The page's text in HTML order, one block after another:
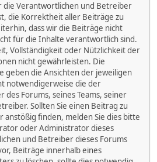
die Verantwortlichen und Betreiber
die Korrektheit aller Beiträge zu
dass wir die Beiträge nicht
für die Inhalte verantwortlich sind.
Vollständigkeit oder Nützlichkeit der
nicht gewährleisten. Die
geben die Ansichten der jeweiligen
notwendigerweise die der
Forums, seines Teams, seiner
Sollten Sie einen Beitrag zu
anstößig finden, melden Sie dies bitte
oder Administrator dieses
und Betreiber dieses Forums
Beiträge innerhalb eines